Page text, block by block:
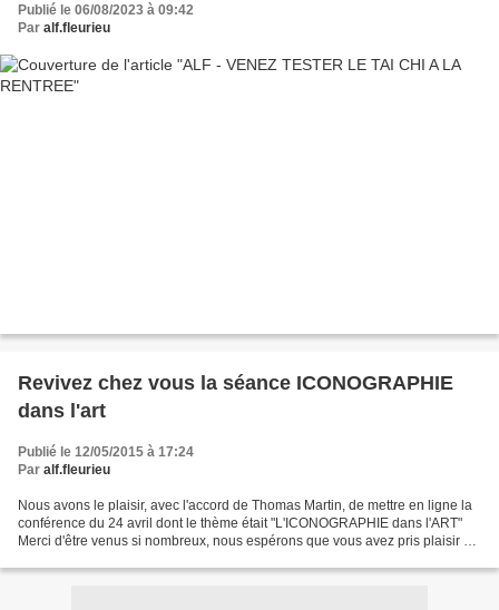
Publié le 06/08/2023 à 09:42
Par alf.fleurieu
Revivez chez vous la séance ICONOGRAPHIE
dans l'art
Publié le 12/05/2015 à 17:24
Par alf.fleurieu
Nous avons le plaisir, avec l'accord de Thomas Martin, de mettre en ligne la
conférence du 24 avril dont le thème était "L'ICONOGRAPHIE dans l'ART"
Merci d'être venus si nombreux, nous espérons que vous avez pris plaisir et